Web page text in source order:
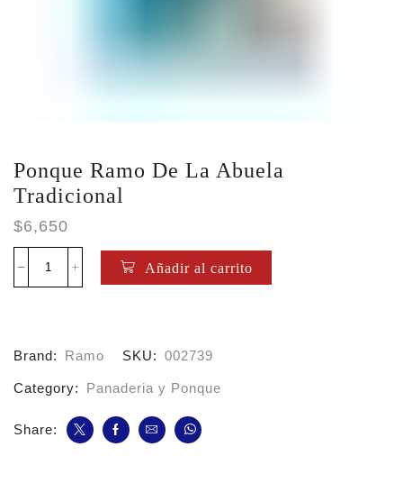
Ponque Ramo De La Abuela
Tradicional
$6,650
Ponque
Ramo
Tradicional
Añadir al carrito
Brand: Ramo SKU: 002739
Category: Panaderia y Ponque
Share: